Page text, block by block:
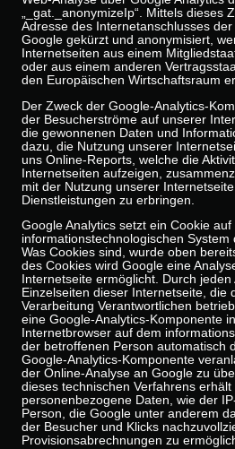
„_gat._anonymizeIp“. Mittels dieses
Adresse des Internetanschlusses
Google gekürzt und anonymisiert,
Internetseiten aus einem
oder aus einem anderen
den Europäischen Wirtschaftsraum
Der Zweck der Google-Analytics-
der Besucherströme auf unserer
die gewonnenen Daten und
dazu, die Nutzung unserer
uns Online-Reports, welche die
Internetseiten aufzeigen,
mit der Nutzung unserer
Dienstleistungen zu erbringen.
Google Analytics setzt ein Cookie auf
informationstechnologischen
Was Cookies sind, wurde oben
des Cookies wird Google eine
Internetseite ermöglicht. Durch
Einzelseiten dieser Internetseite, die
Verarbeitung Verantwortlichen
eine Google-Analytics-Komponente
Internetbrowser auf dem
der betroffenen Person automatisch
Google-Analytics-Komponente
der Online-Analyse an Google zu
dieses technischen Verfahrens
personenbezogene Daten, wie der
Person, die Google unter anderem
der Besucher und Klicks
Provisionsabrechnungen zu